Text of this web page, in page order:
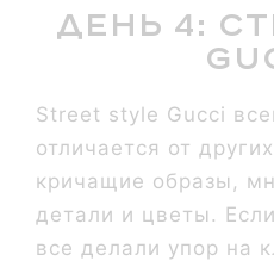
День 4:
Street style Gucci
отличается от
кричащие образы,
детали и цветы.
все делали упор на